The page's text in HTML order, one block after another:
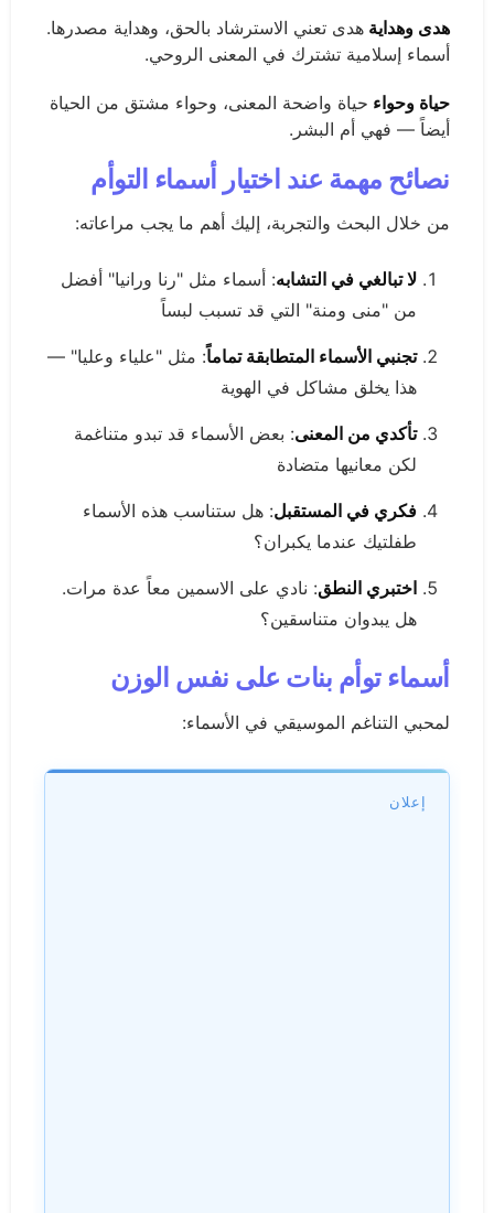
هدى وهداية هدى تعني الاسترشاد بالحق، وهداية مصدرها.
أسماء إسلامية تشترك في المعنى الروحي.
حياة وحواء حياة واضحة المعنى، وحواء مشتق من الحياة
أيضاً — فهي أم البشر.
نصائح مهمة عند اختيار أسماء التوأم
من خلال البحث والتجربة، إليك أهم ما يجب مراعاته:
لا تبالغي في التشابه: أسماء مثل "رنا ورانيا" أفضل
من "منى ومنة" التي قد تسبب لبساً
تجنبي الأسماء المتطابقة تماماً: مثل "علياء وعليا" —
هذا يخلق مشاكل في الهوية
تأكدي من المعنى: بعض الأسماء قد تبدو متناغمة
لكن معانيها متضادة
فكري في المستقبل: هل ستناسب هذه الأسماء
طفلتيك عندما يكبران؟
اختبري النطق: نادي على الاسمين معاً عدة مرات.
هل يبدوان متناسقين؟
أسماء توأم بنات على نفس الوزن
لمحبي التناغم الموسيقي في الأسماء:
إعلان